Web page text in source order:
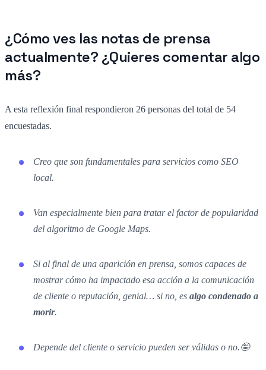
¿Cómo ves las notas de prensa
actualmente? ¿Quieres comentar algo
más?
A esta reflexión final respondieron 26 personas del total de 54
encuestadas.
Creo que son fundamentales para servicios como SEO
local.
Van especialmente bien para tratar el factor de popularidad
del algoritmo de Google Maps.
Si al final de una aparición en prensa, somos capaces de
mostrar cómo ha impactado esa acción a la comunicación
de cliente o reputación, genial… si no, es algo condenado a
morir.
Depende del cliente o servicio pueden ser válidas o no.🤪